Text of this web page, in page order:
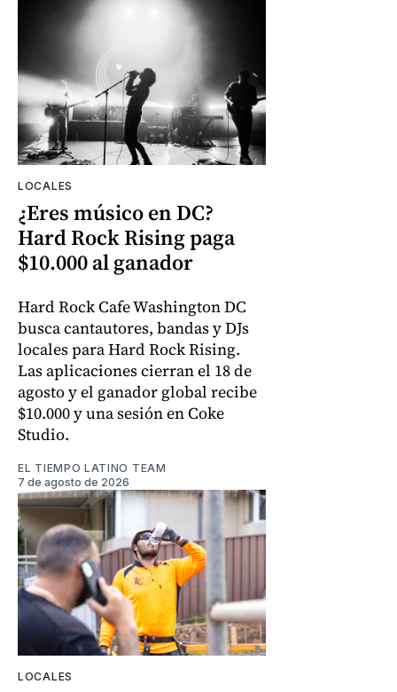
LOCALES
¿Eres músico en DC?
Hard Rock Rising paga
$10.000 al ganador
Hard Rock Cafe Washington DC
busca cantautores, bandas y DJs
locales para Hard Rock Rising.
Las aplicaciones cierran el 18 de
agosto y el ganador global recibe
$10.000 y una sesión en Coke
Studio.
EL TIEMPO LATINO TEAM
7 de agosto de 2026
LOCALES